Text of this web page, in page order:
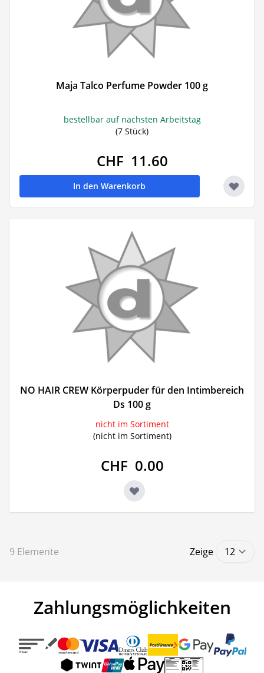
Maja Talco Perfume Powder 100 g
bestellbar auf nächsten Arbeitstag
(7 Stück)
CHF 11.60
In den Warenkorb
NO HAIR CREW Körperpuder für den Intimbereich
Ds 100 g
nicht im Sortiment
(nicht im Sortiment)
CHF 0.00
9 Elemente Zeige
Zahlungsmöglichkeiten